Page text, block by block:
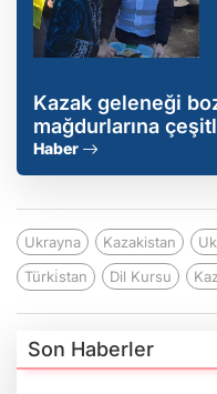
Kazak geleneği
mağdurlarına
Haber
Ukrayna Kazakistan
Türki̇stan
Dil Kursu
Son Haberler